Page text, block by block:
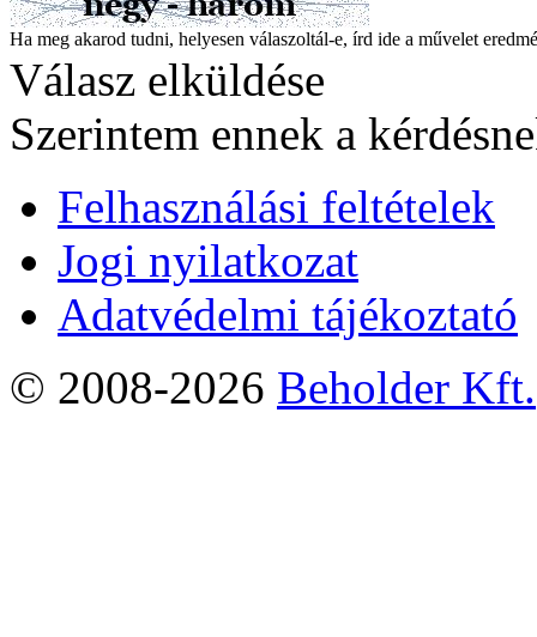
Ha meg akarod tudni, helyesen válaszoltál-e, írd ide a művelet
Válasz elküldése
Szerintem ennek a
Felhasználási feltételek
Jogi nyilatkozat
Adatvédelmi tájékoztató
© 2008-2026 Beholder Kft.